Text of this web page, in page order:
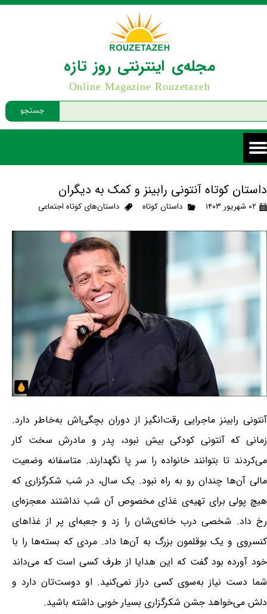
جستجو
مجله‌ی اینترنتی روز تازه
Online Magazine Rouzetazeh
داستان کوتاه آنتونی رابینز و کمک به دیگران
۰۲ شهریور ۱۴۰۳ داستان کوتاه داستان‌های کوتاه اجتماعی
آنتونی رابینز ماجرایی رقت‌انگیز از دوران بچگی‌اش به‌خاطر دارد.
زمانی که آنتونی کودکی بیش نبود، پدر و مادرش سخت کار
می‌کردند تا بتوانند خانواده را سر پا نگهدارند. متاسفانه وضعیت
مالی آن‌ها چندان رو به راه نبود. یک سال، در شب شکرگزاری که
هیچ پولی برای تهیه‌ی غذای مخصوص آن شب نداشتند معجزه‌ای
رخ داد. شخصی درب خانه‌ی‌شان را زد و جعبه‌ای پر از غذاهای
کنسروی و یک بوقلمون بزرگ به آن‌ها داد. مردی که بسته‌ها را با
خود آورده بود گفت که این هدایا از طرف کسی است که می‌داند
شما دست نیاز به‌سوی کسی دراز نمی‌کنید. او دوست‌تان دارد و
دلش می‌خواهد جشن شکرگزاری بسیار خوبی داشته باشید.